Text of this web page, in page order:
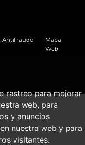
rastreo para mejorar
web, para
y anuncios
nuestra web y para
visitantes.
Antifraude
Mapa
Web